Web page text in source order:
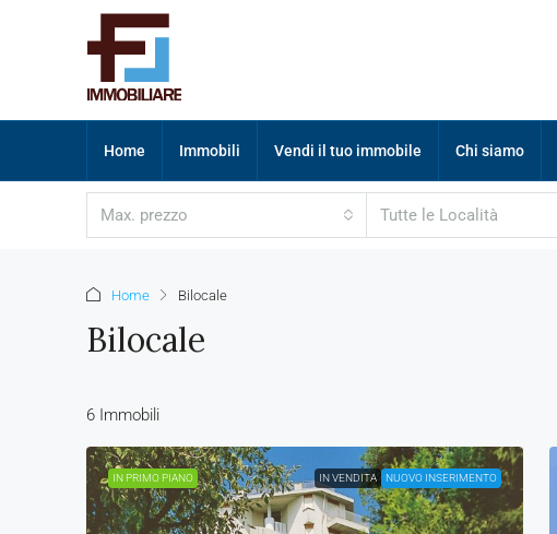
Home Immobili Vendi il tuo immobile Chi siamo
Max. prezzo Tutte le Località
Home Bilocale
Bilocale
6 Immobili
IN PRIMO PIANO IN VENDITA NUOVO INSERIMENTO